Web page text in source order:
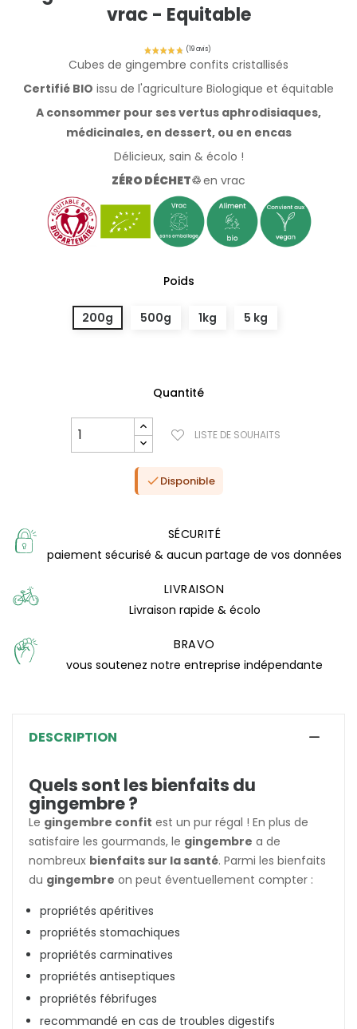
vrac - Equitable
Cubes de gingembre confits cristallisés
Certifié BIO issu de l'agriculture Biologique et équitable
A consommer pour ses vertus aphrodisiaques,
médicinales, en dessert, ou en encas
Délicieux, sain & écolo !
ZÉRO DÉCHET♲en vrac
Poids
200g 500g 1kg 5 kg
Quantité
LISTE DE SOUHAITS
Disponible
SÉCURITÉ
paiement sécurisé & aucun partage de vos données
LIVRAISON
Livraison rapide & écolo
BRAVO
vous soutenez notre entreprise indépendante
DESCRIPTION
Quels sont les bienfaits du
gingembre ?
Le gingembre confit est un pur régal ! En plus de
satisfaire les gourmands, le gingembre a de
nombreux bienfaits sur la santé. Parmi les bienfaits
du gingembre on peut éventuellement compter :
propriétés apéritives
propriétés stomachiques
propriétés carminatives
propriétés antiseptiques
propriétés fébrifuges
recommandé en cas de troubles digestifs